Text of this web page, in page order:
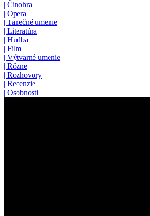
| Činohra
| Opera
| Tanečné umenie
| Literatúra
| Hudba
| Film
| Výtvarné umenie
| Rôzne
| Rozhovory
| Recenzie
| Osobnosti